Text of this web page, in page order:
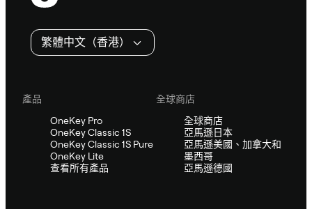
繁體中文（香港）
產品
OneKey Pro
OneKey Classic 1S
OneKey Classic 1S Pure
OneKey Lite
查看所有產品
全球商店
全球商店
亞馬遜日本
亞馬遜美國、加拿大和
墨西哥
亞馬遜德國